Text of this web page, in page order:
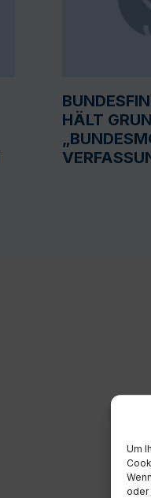
Um
oder
HÄLT